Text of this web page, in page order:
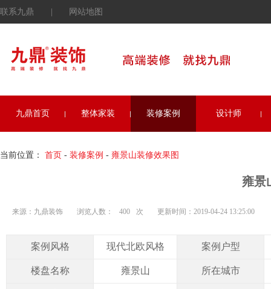
联系九鼎 网站地图
九鼎首页 整体家装 装修案例 设计师
当前位置： 首页 - 装修案例 - 雍景山装修效果图
雍景
来源：九鼎装饰 浏览人数： 400 次 更新时间：2019-04-24 13:25:00
案例风格 现代北欧风格 案例户型
楼盘名称 雍景山 所在城市